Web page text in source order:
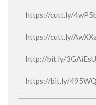
https://cutt.ly/
https://cutt.ly/
http://bit.ly/3GAiEsU
https://bit.ly/